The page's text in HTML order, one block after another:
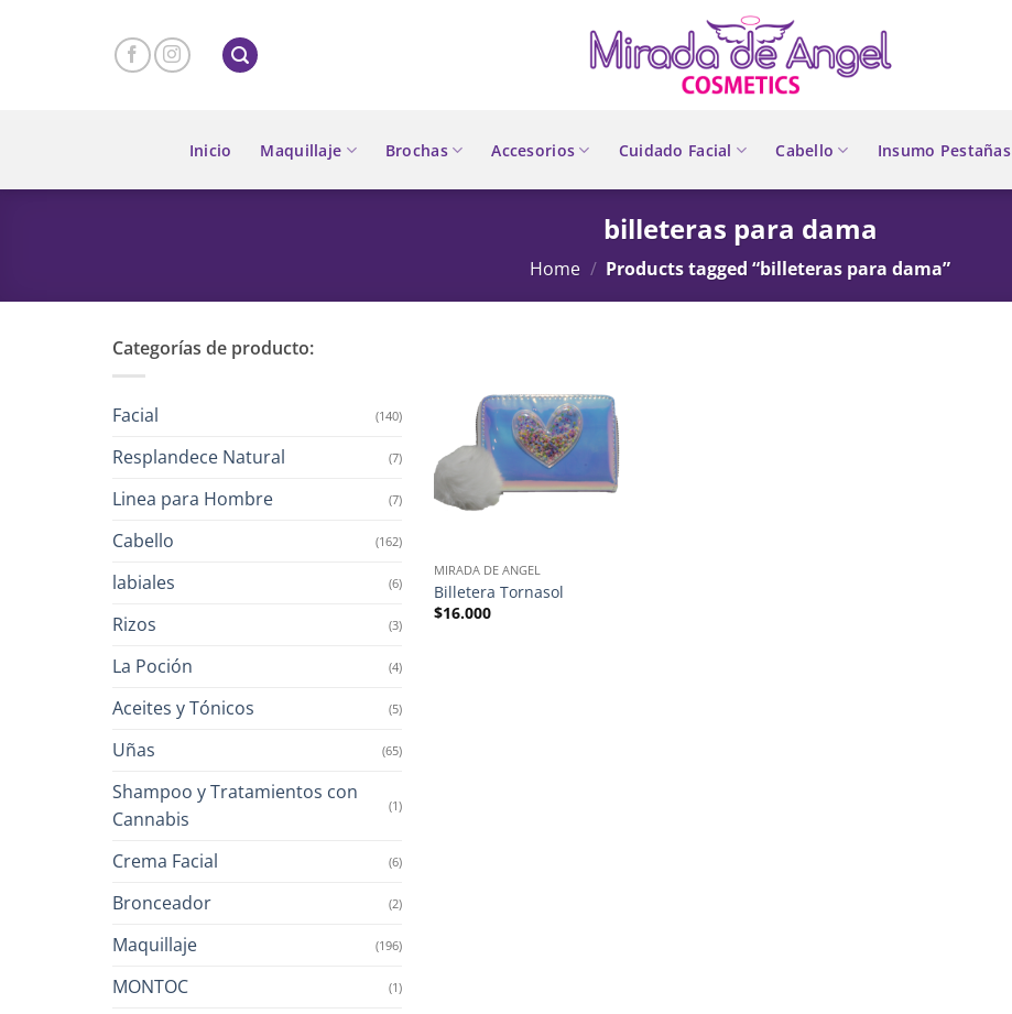
Inicio Maquillaje Brochas Accesorios Cuidado Facial Cabello Insumo Pestañas
billeteras para dama
Home / Products tagged “billeteras para dama”
Categorías de producto:
Facial (140)
Resplandece Natural (7)
Linea para Hombre (7)
Cabello (162)
labiales (6)
Rizos (3)
La Poción (4)
Aceites y Tónicos (5)
Uñas (65)
Shampoo y Tratamientos con
Cannabis
(1)
Crema Facial (6)
Bronceador (2)
Maquillaje (196)
MONTOC (1)
MIRADA DE ANGEL
Billetera Tornasol
$16.000